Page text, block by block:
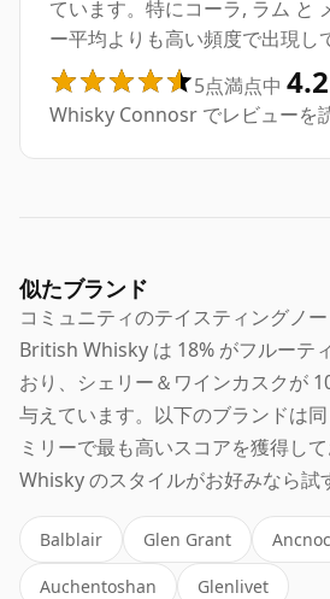
ています。特にコーラ, ラム と
ー平均よりも高い頻度で出現し
5点満点中 4.2
Whisky Connosr でレビューを
似たブランド
コミュニティのテイスティングノ
British Whisky は 18% がフルーテ
おり、シェリー＆ワインカスクが
与えています。以下のブランドは
ミリーで最も高いスコアを獲得し
Whisky のスタイルがお好みなら試
Balblair Glen Grant Ancnoc
Auchentoshan Glenlivet